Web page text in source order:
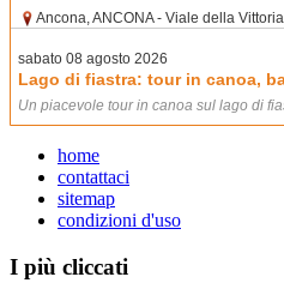
home
contattaci
sitemap
condizioni d'uso
I più cliccati